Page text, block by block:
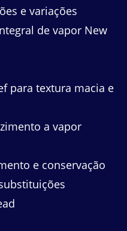
e variações
de vapor New
para textura macia e
a vapor
e conservação